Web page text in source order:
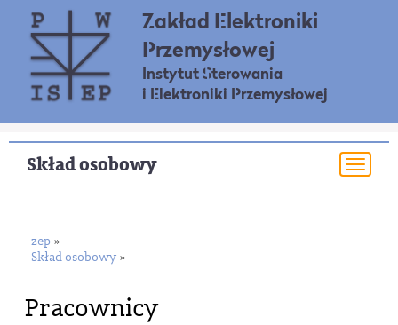
Zakład Elektroniki
Przemysłowej
Instytut Sterowania
i Elektroniki Przemysłowej
Skład osobowy
zep »
Skład osobowy »
Pracownicy